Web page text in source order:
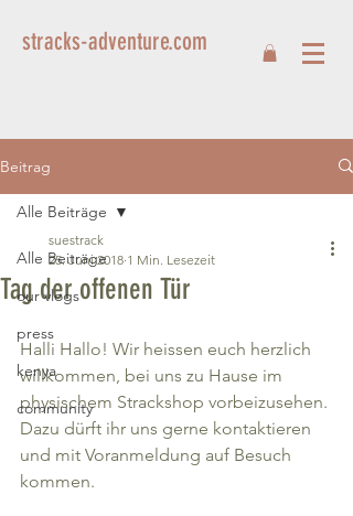
stracks-adventure.com
Beitrag
Alle Beiträge
our vlogs
press
kenya
community
Alle Beiträge
Tag der offenen Tür
suestrack
25. Juni 2018 1 Min. Lesezeit
Halli Hallo! Wir heissen euch herzlich
willkommen, bei uns zu Hause im
physischem Strackshop vorbeizusehen.
Dazu dürft ihr uns gerne kontaktieren
und mit Voranmeldung auf Besuch
kommen.